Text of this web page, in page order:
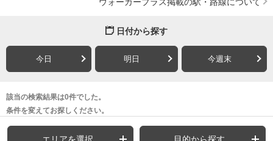
日付から探す
今日 明日 今週末
該当の検索結果は0件でした。
条件を変えてお探しください。